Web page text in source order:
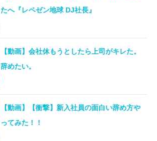
たへ『レペゼン地球 DJ社長』
【動画】会社休もうとしたら上司がキレた。
辞めたい。
【動画】【衝撃】新入社員の面白い辞め方や
ってみた！！